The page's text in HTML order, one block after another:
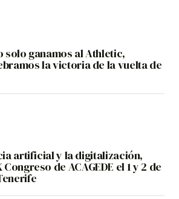
solo ganamos al Athletic,
la victoria de la vuelta de
artificial y la digitalización,
de ACAGEDE el 1 y 2 de